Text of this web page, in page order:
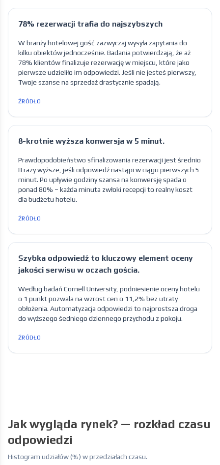
78% rezerwacji trafia do najszybszych
W branży hotelowej gość zazwyczaj wysyła zapytania do
kilku obiektów jednocześnie. Badania potwierdzają, że aż
78% klientów finalizuje rezerwację w miejscu, które jako
pierwsze udzieliło im odpowiedzi. Jeśli nie jesteś pierwszy,
Twoje szanse na sprzedaż drastycznie spadają.
ŹRÓDŁO
8-krotnie wyższa konwersja w 5 minut.
Prawdopodobieństwo sfinalizowania rezerwacji jest średnio
8 razy wyższe, jeśli odpowiedź nastąpi w ciągu pierwszych 5
minut. Po upływie godziny szansa na konwersję spada o
ponad 80% – każda minuta zwłoki recepcji to realny koszt
dla budżetu hotelu.
ŹRÓDŁO
Szybka odpowiedź to kluczowy element oceny
jakości serwisu w oczach gościa.
Według badań Cornell University, podniesienie oceny hotelu
o 1 punkt pozwala na wzrost cen o 11,2% bez utraty
obłożenia. Automatyzacja odpowiedzi to najprostsza droga
do wyższego śedniego dziennego przychodu z pokoju.
ŹRÓDŁO
Jak wygląda rynek? — rozkład czasu
odpowiedzi
Histogram udziałów (%) w przedziałach czasu.